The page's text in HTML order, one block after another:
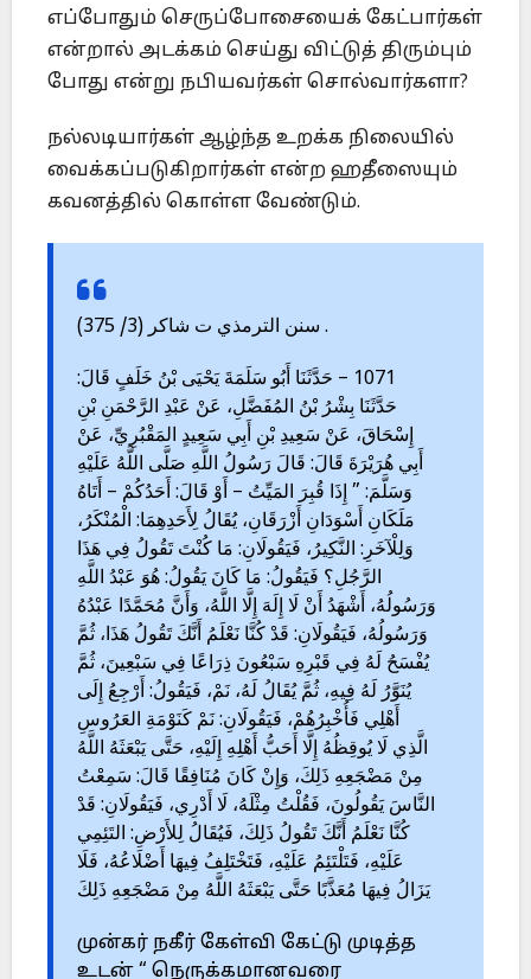
எப்போதும் செருப்போசையைக் கேட்பார்கள்
என்றால் அடக்கம் செய்து விட்டுத் திரும்பும்
போது என்று நபியவர்கள் சொல்வார்களா?
நல்லடியார்கள் ஆழ்ந்த உறக்க நிலையில்
வைக்கப்படுகிறார்கள் என்ற ஹதீஸையும்
கவனத்தில் கொள்ள வேண்டும்.
. سنن الترمذي ت شاكر (3/ 375)
1071 – حَدَّثَنَا أَبُو سَلَمَةَ يَحْيَى بْنُ خَلَفٍ قَالَ:
حَدَّثَنَا بِشْرُ بْنُ المُفَضَّلِ، عَنْ عَبْدِ الرَّحْمَنِ بْنِ
إِسْحَاقَ، عَنْ سَعِيدِ بْنِ أَبِي سَعِيدٍ المَقْبُرِيِّ، عَنْ
أَبِي هُرَيْرَةَ قَالَ: قَالَ رَسُولُ اللَّهِ صَلَّى اللَّهُ عَلَيْهِ
وَسَلَّمَ: ” إِذَا قُبِرَ المَيِّتُ – أَوْ قَالَ: أَحَدُكُمْ – أَتَاهُ
مَلَكَانِ أَسْوَدَانِ أَزْرَقَانِ، يُقَالُ لِأَحَدِهِمَا: الْمُنْكَرُ،
وَلِلْآخَرِ: النَّكِيرُ، فَيَقُولَانِ: مَا كُنْتَ تَقُولُ فِي هَذَا
الرَّجُلِ؟ فَيَقُولُ: مَا كَانَ يَقُولُ: هُوَ عَبْدُ اللَّهِ
وَرَسُولُهُ، أَشْهَدُ أَنْ لَا إِلَهَ إِلَّا اللَّهُ، وَأَنَّ مُحَمَّدًا عَبْدُهُ
وَرَسُولُهُ، فَيَقُولَانِ: قَدْ كُنَّا نَعْلَمُ أَنَّكَ تَقُولُ هَذَا، ثُمَّ
يُفْسَحُ لَهُ فِي قَبْرِهِ سَبْعُونَ ذِرَاعًا فِي سَبْعِينَ، ثُمَّ
يُنَوَّرُ لَهُ فِيهِ، ثُمَّ يُقَالُ لَهُ، نَمْ، فَيَقُولُ: أَرْجِعُ إِلَى
أَهْلِي فَأُخْبِرُهُمْ، فَيَقُولَانِ: نَمْ كَنَوْمَةِ العَرُوسِ
الَّذِي لَا يُوقِظُهُ إِلَّا أَحَبُّ أَهْلِهِ إِلَيْهِ، حَتَّى يَبْعَثَهُ اللَّهُ
مِنْ مَضْجَعِهِ ذَلِكَ، وَإِنْ كَانَ مُنَافِقًا قَالَ: سَمِعْتُ
النَّاسَ يَقُولُونَ، فَقُلْتُ مِثْلَهُ، لَا أَدْرِي، فَيَقُولَانِ: قَدْ
كُنَّا نَعْلَمُ أَنَّكَ تَقُولُ ذَلِكَ، فَيُقَالُ لِلأَرْضِ: التَئِمِي
عَلَيْهِ، فَتَلْتَئِمُ عَلَيْهِ، فَتَخْتَلِفُ فِيهَا أَضْلَاعُهُ، فَلَا
يَزَالُ فِيهَا مُعَذَّبًا حَتَّى يَبْعَثَهُ اللَّهُ مِنْ مَضْجَعِهِ ذَلِكَ
முன்கர் நகீர் கேள்வி கேட்டு முடித்த
உடன் “ நெருக்கமானவரை